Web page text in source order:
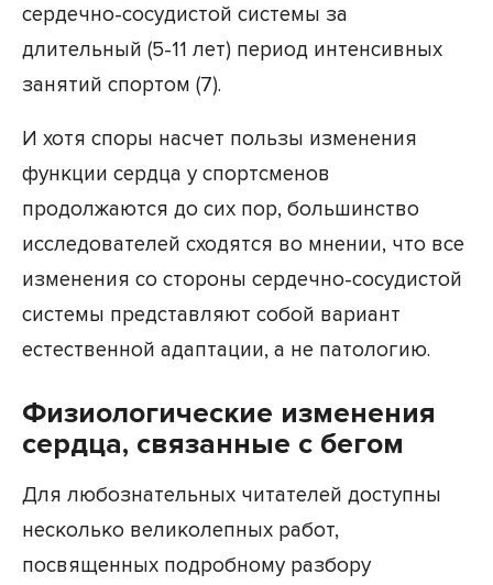
сердечно-сосудистой системы за
длительный (5-11 лет) период интенсивных
занятий спортом (7).
И хотя споры насчет пользы изменения
функции сердца у спортсменов
продолжаются до сих пор, большинство
исследователей сходятся во мнении, что все
изменения со стороны сердечно-сосудистой
системы представляют собой вариант
естественной адаптации, а не патологию.
Физиологические изменения
сердца, связанные с бегом
Для любознательных читателей доступны
несколько великолепных работ,
посвященных подробному разбору